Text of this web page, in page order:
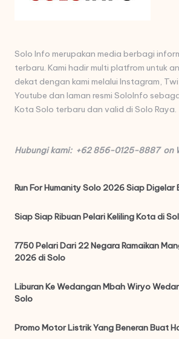
Solo Info merupakan media berbagi
terbaru. Kami hadir multi platfrom untuk
dekat dengan kami melalui Instagram,
Youtube dan laman resmi SoloInfo
Kota Solo terbaru dan valid di Solo Raya.
Hubungi kami: +62 856-0125-8887 on
Run For Humanity Solo 2026 Siap Digelar
Siap Siap Ribuan Pelari Keliling Kota di
7750 Pelari Dari 22 Negara Ramaikan
2026 di Solo
Liburan Ke Wedangan Mbah Wiryo
Solo
Promo Motor Listrik Yang Beneran Buat